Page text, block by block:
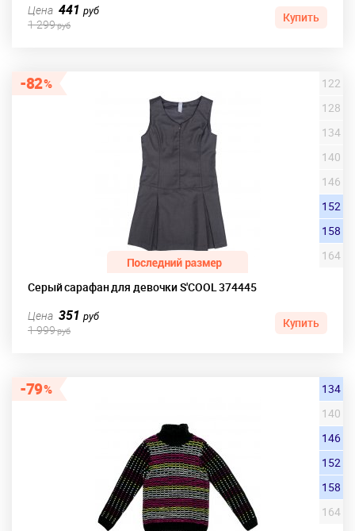
Цена 441руб
1 299руб
Купить
82
Серый сарафан для девочки S'COOL 374445
122
128
134
140
146
152
158
164
Цена 351руб
1 999руб
Купить
79
134
140
146
152
158
164